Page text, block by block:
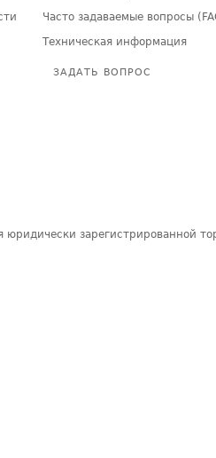
Часто задаваемые вопросы
Техническая информация
ЗАДАТЬ ВОПРОС
юридически зарегистрированной